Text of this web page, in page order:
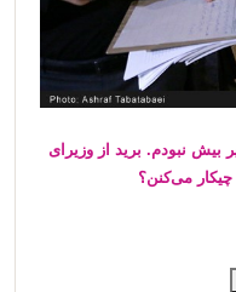
بیش نبودم. برید از وزیرای
چیکار می‌کنن؟